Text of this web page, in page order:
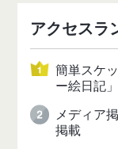
アクセスラ
簡単スケ
ー絵日記
メディア
掲載